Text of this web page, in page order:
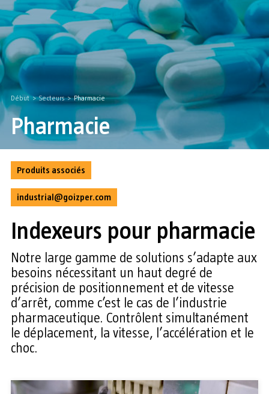
Début > Secteurs > Pharmacie
Pharmacie
Produits associés
industrial@goizper.com
Indexeurs pour pharmacie
Notre large gamme de solutions s’adapte aux
besoins nécessitant un haut degré de
précision de positionnement et de vitesse
d’arrêt, comme c’est le cas de l’industrie
pharmaceutique. Contrôlent simultanément
le déplacement, la vitesse, l’accélération et le
choc.